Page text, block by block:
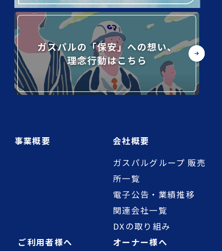
事業概要
会社概要
ガスパルグループ 販売
所一覧
電子公告・業績推移
関連会社一覧
DXの取り組み
ご利用者様へ
オーナー様へ